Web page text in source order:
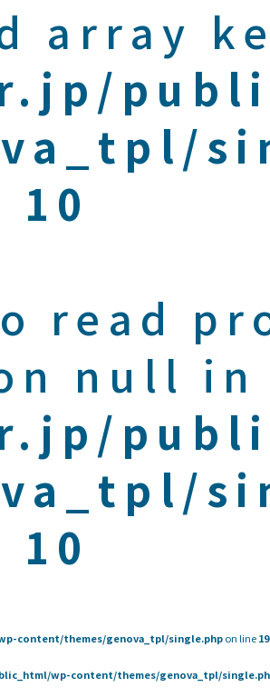
array
10
read
null in
10
content/themes/genova_tpl/single.phpon line19
wp-content/themes/genova_tpl/